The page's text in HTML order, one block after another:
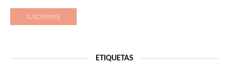
ETIQUETAS